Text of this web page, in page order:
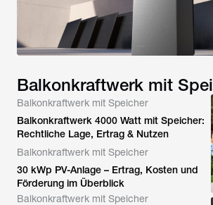
Balkonkraftwerk mit
Balkonkraftwerk mit Speicher
Balkonkraftwerk 4000 Watt mit Speicher:
Rechtliche Lage, Ertrag & Nutzen
Balkonkraftwerk mit Speicher
30 kWp PV-Anlage – Ertrag, Kosten und
Förderung im Überblick
Balkonkraftwerk mit Speicher